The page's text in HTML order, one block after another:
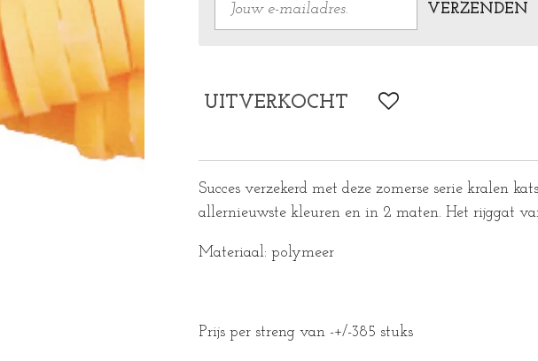
VERZENDEN
UITVERKOCHT
Succes verzekerd met deze zomerse serie kralen
allernieuwste kleuren en in 2 maten. Het rijggat
Materiaal: polymeer
Prijs per streng van -+/-385 stuks